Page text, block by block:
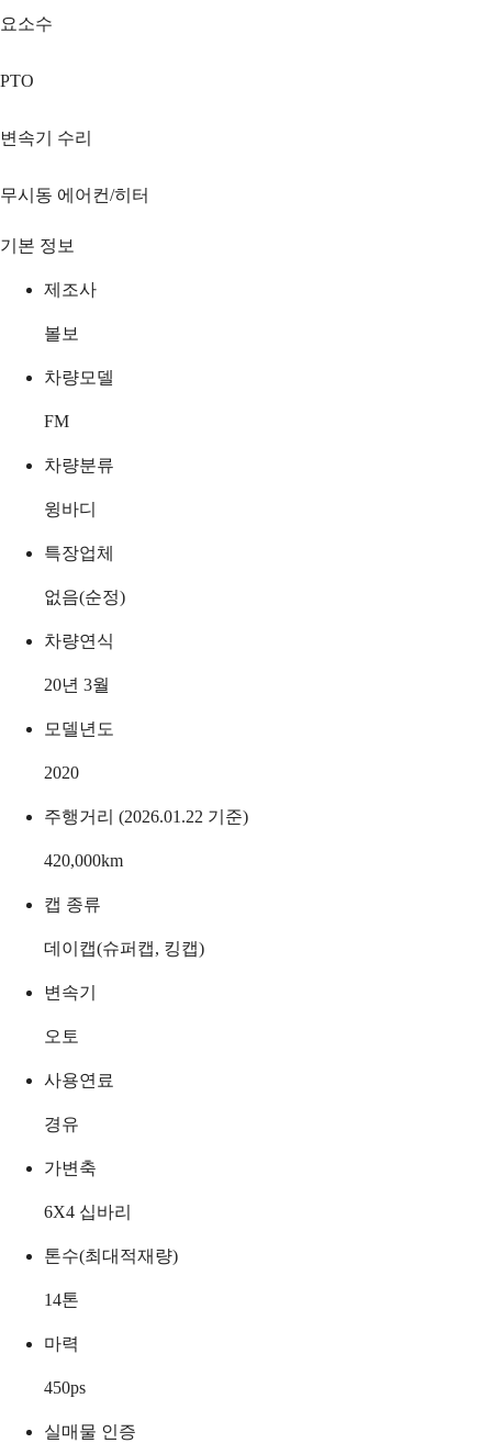
요소수
PTO
변속기 수리
무시동 에어컨/히터
기본 정보
제조사
볼보
차량모델
FM
차량분류
윙바디
특장업체
없음(순정)
차량연식
20년 3월
모델년도
2020
주행거리 (2026.01.22 기준)
420,000km
캡 종류
데이캡(슈퍼캡, 킹캡)
변속기
오토
사용연료
경유
가변축
6X4 십바리
톤수(최대적재량)
14톤
마력
450ps
실매물 인증